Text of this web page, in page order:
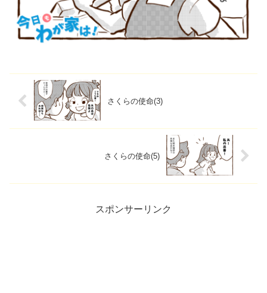
さくらの使命(3)
さくらの使命(5)
スポンサーリンク